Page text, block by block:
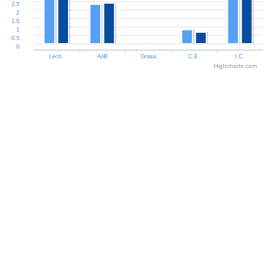
Lech. AoB Grasa C.E. I.C.
0
0.5
1
1.5
2
2.5
Highcharts.com